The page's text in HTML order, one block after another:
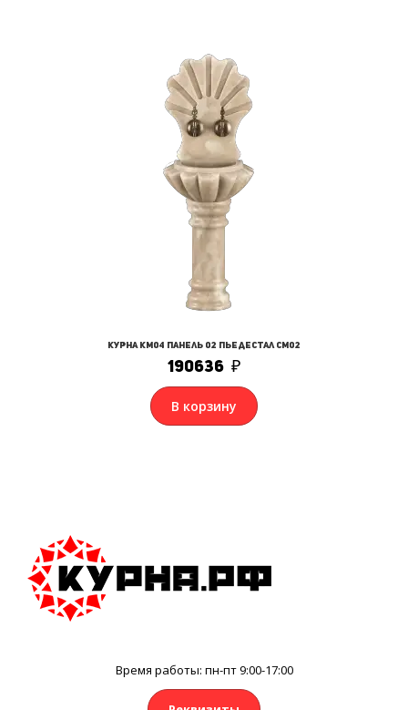
Курна КМ04 Панель 02 Пьедестал СМ02
190636 ₽
В корзину
Время работы: пн-пт 9:00-17:00